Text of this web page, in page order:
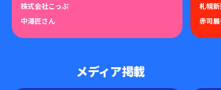
株式会社こっぷ
中澤匠さん
札幌
赤司
メディア掲載